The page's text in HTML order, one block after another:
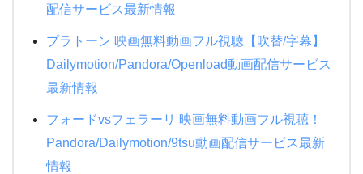
配信サービス最新情報
プラトーン 映画無料動画フル視聴【吹替/字幕】
Dailymotion/Pandora/Openload動画配信サービス
最新情報
フォードvsフェラーリ 映画無料動画フル視聴！
Pandora/Dailymotion/9tsu動画配信サービス最新
情報